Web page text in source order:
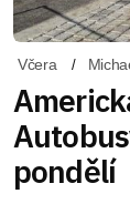
Včera
pondělí